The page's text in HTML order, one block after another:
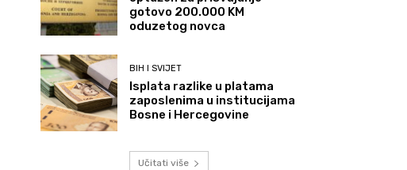
gotovo 200.000 KM
oduzetog novca
BIH I SVIJET
Isplata razlike u platama
zaposlenima u institucijama
Bosne i Hercegovine
Učitati više